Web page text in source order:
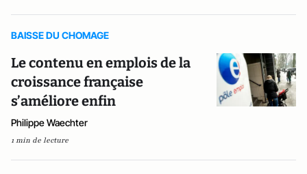
BAISSE DU CHOMAGE
Le contenu en emplois de la
croissance française
s’améliore enfin
Philippe Waechter
1 min de lecture